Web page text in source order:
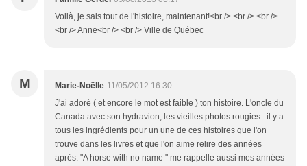
Voilà, je sais tout de l'histoire, maintenant!<br /> <br /> <br />
<br /> Anne<br /> <br /> Ville de Québec
M Marie-Noëlle 11/05/2012 16:30
J'ai adoré ( et encore le mot est faible ) ton histoire. L'oncle du
Canada avec son hydravion, les vieilles photos rougies...il y a
tous les ingrédients pour un une de ces histoires que l'on
trouve dans les livres et que l'on aime relire des années
après. "A horse with no name " me rappelle aussi mes années